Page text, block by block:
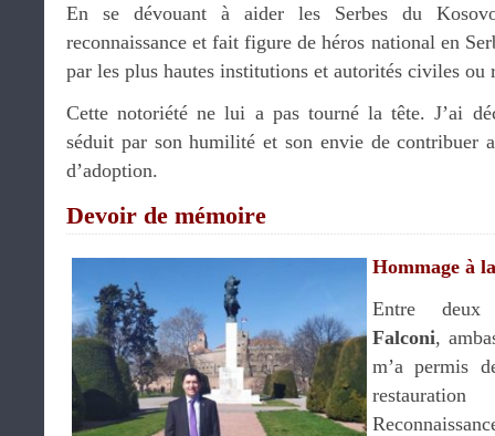
En se dévouant à aider les Serbes du
reconnaissance et fait figure de héros national en
par les plus hautes institutions et autorités civiles ou
Cette notoriété ne lui a pas tourné la tête. J’ai
séduit par son humilité et son envie de contribuer
d’adoption.
Devoir de mémoire
Hommage à
Entre
Falconi,
m’a permis